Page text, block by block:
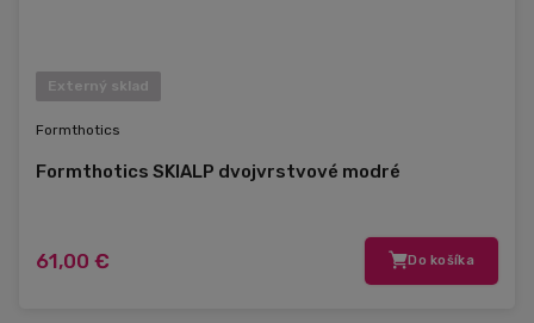
Externý sklad
Formthotics
Formthotics SKIALP dvojvrstvové modré
61,00 € Do košíka